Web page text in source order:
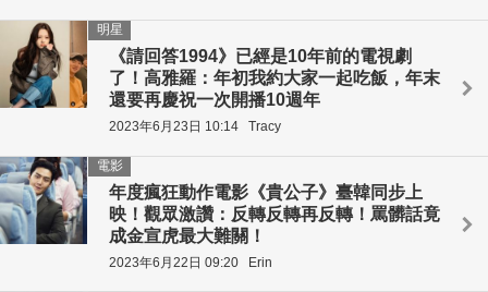
《請回答1994》已經是10年前的電視劇
了！高雅羅：年初我約大家一起吃飯，年末
還要再慶祝一次開播10週年
明星
2023年6月23日 10:14 Tracy
年度瘋狂動作電影《貴公子》臺韓同步上
映！觀眾激讚：反轉反轉再反轉！罵髒話竟
成金宣虎最大難關！
電影
2023年6月22日 09:20 Erin